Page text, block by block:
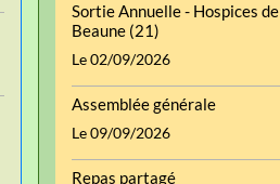
Sortie Annuelle - Hospices de
Beaune (21)
Le 02/09/2026
Assemblée générale
Le 09/09/2026
Repas partagé